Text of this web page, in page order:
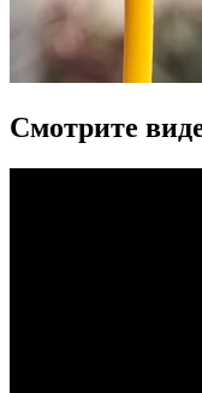
Смотрите